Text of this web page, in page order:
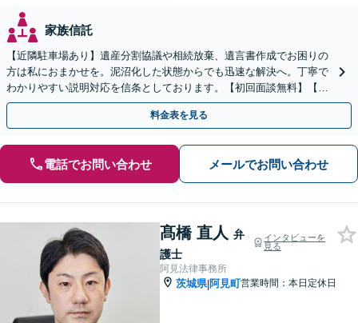
家族信託
【近隣駐車場あり】遺産分割協議や相続放棄、遺言書作成でお困りの
方は私におまかせを。泥沼化した状態からでも迅速な解決へ。丁寧で
わかりやすい説明対応を信条としております。【初回面談無料】【法
テラス利用可】【休日・夜間対応可】
料金表を見る
電話でお問い合わせ メールでお問い合わせ
髙橋 直人 弁
護士
インタビューを
見る
阿見法律事務所
茨城県|阿見町営業時間：本日定休日